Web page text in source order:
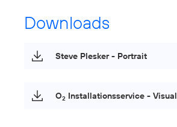
Downloads
Steve Plesker - Portrait
O2 Installationsservice - Visual